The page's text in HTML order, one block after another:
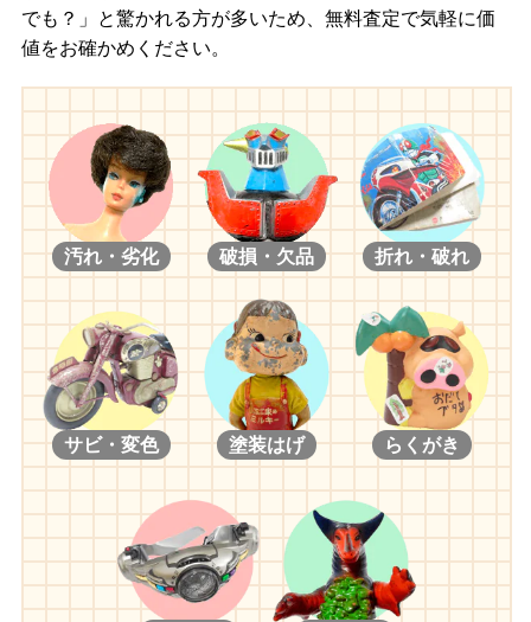
でも？」と驚かれる方が多いため、無料査定で気軽に価
値をお確かめください。
汚れ・劣化 破損・欠品 折れ・破れ
サビ・変色 塗装はげ らくがき